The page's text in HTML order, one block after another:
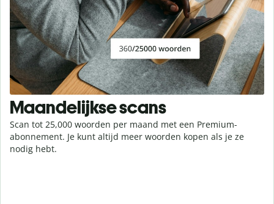
Maandelijkse scans
Scan tot 25,000 woorden per maand met een Premium-
abonnement. Je kunt altijd meer woorden kopen als je ze
nodig hebt.